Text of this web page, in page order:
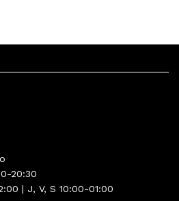
20:30
| J, V, S 10:00-01:00